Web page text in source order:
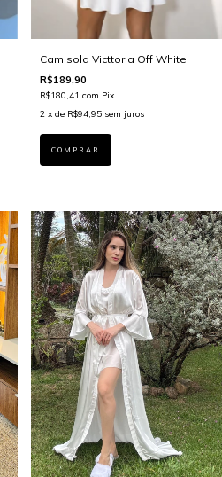
Camisola Victtoria Off White
R$189,90
R$180,41 com Pix
2 x de R$94,95 sem juros
COMPRAR